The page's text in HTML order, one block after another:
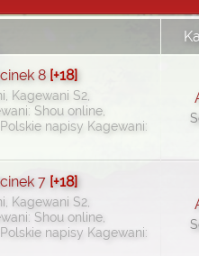
8 [+18]
Kagewani S2,
Shou online,
napisy Kagewani:
7 [+18]
Kagewani S2,
Shou online,
napisy Kagewani: